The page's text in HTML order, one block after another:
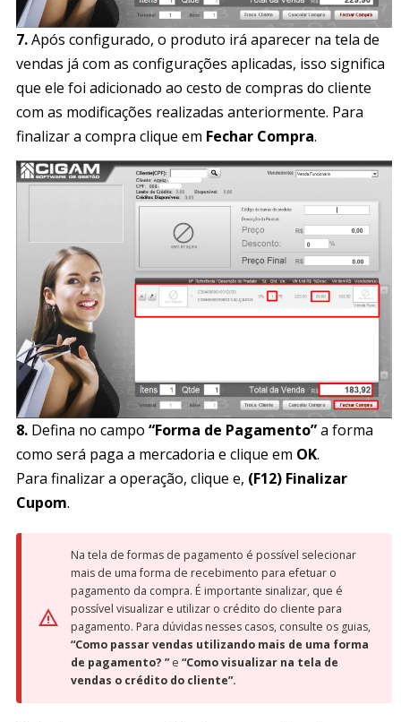
7.Após configurado, o produto irá aparecer na tela de
vendas já com as configurações aplicadas, isso significa
que ele foi adicionado ao cesto de compras do cliente
com as modificações realizadas anteriormente. Para
finalizar a compra clique em Fechar Compra.
8. Defina no campo “Forma de Pagamento”a forma
como será paga a mercadoria e clique em OK.
Para finalizar a operação, clique e, (F12) Finalizar
Cupom.
Na tela de formas de pagamento é possível selecionar
mais de uma forma de recebimento para efetuar o
pagamento da compra. É importante sinalizar, que é
possível visualizar e utilizar o crédito do cliente para
pagamento. Para dúvidas nesses casos, consulte os guias,
“Como passar vendas utilizando mais de uma forma
de pagamento? ”e “Como visualizar na tela de
vendas o crédito do cliente”.